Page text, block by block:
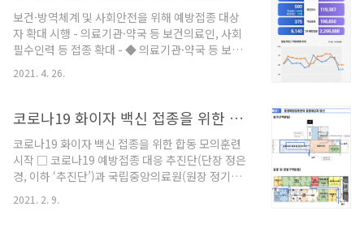
기준, 4월 300만 명(4월 29일), 6월 1천만 명(6월
10일), 8월 2천만 명(8월 3일), 9월 3천만 명(9월 5
일) ○ 오늘 17시 현재, 누적 1차 접종자는
36,004,101명으로 전 국민의 70.1%, 18세 이상
보건·방역체계 및 사회안전을 위해 예방접종 대상
자 확대 시행 - 의료기관·약국 등 보건의료인, 사회
필수인력 등 접종 확대 - ◆ 의료기관·약국 등 보건
의료인, 사회필수인력 등에 대한 접종 확대 시행 ○
방역 체계 및 사회 안전 유지를 위해 약 55만명 접종
및 거주지(만성신장질환자) 소재 조기접종 지정 의
료기관(전국 약 2천개소)에서 접종 가능 ◆ 미국 예
방접종전문위원회(ACIP), 18세 이상 성인 얀센백
신 접종 재개 권고 ○ 미국 질병통제예방센터(CDC)
와 식품의약품청(FDA) 모두 얀센백신의 안전성과
효과 신뢰, 예방접종의 이득이 위험 초과 판단 ◆ 전
2021. 4. 26.
코로나19 화이자 백신 접종을 위한 합동 모의훈련 시작
코로나19 화이자 백신 접종을 위한 합동 모의훈련
시작 □ 코로나19 예방접종 대응 추진단(단장 정은
경, 이하 ‘추진단’)과 국립중앙의료원(원장 정기현)
부터 화이자 백신의 원활한 접종을 위해 접종 가이
2021. 2. 9.